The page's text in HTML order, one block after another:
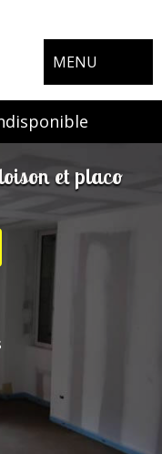
MENU
et placo